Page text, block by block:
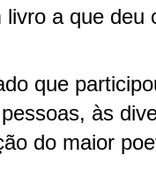
a que deu
que
às
do maior